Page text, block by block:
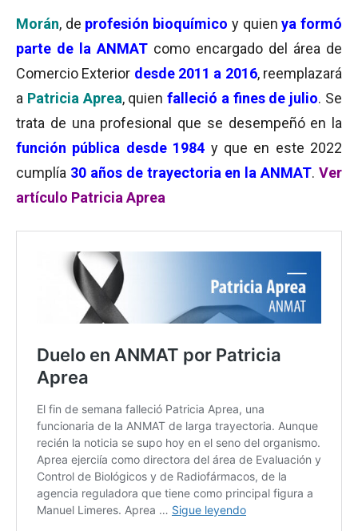
Morán, de profesión bioquímico y quienya formó
parte de la ANMAT como encargado del área de
Comercio Exterior desde 2011 a 2016, reemplazará
a Patricia Aprea, quienfalleció a fines de julio. Se
trata de una profesional que se desempeñó en la
función pública desde 1984 y que en este 2022
cumplía 30 años de trayectoria en la ANMAT. Ver
artículo Patricia Aprea